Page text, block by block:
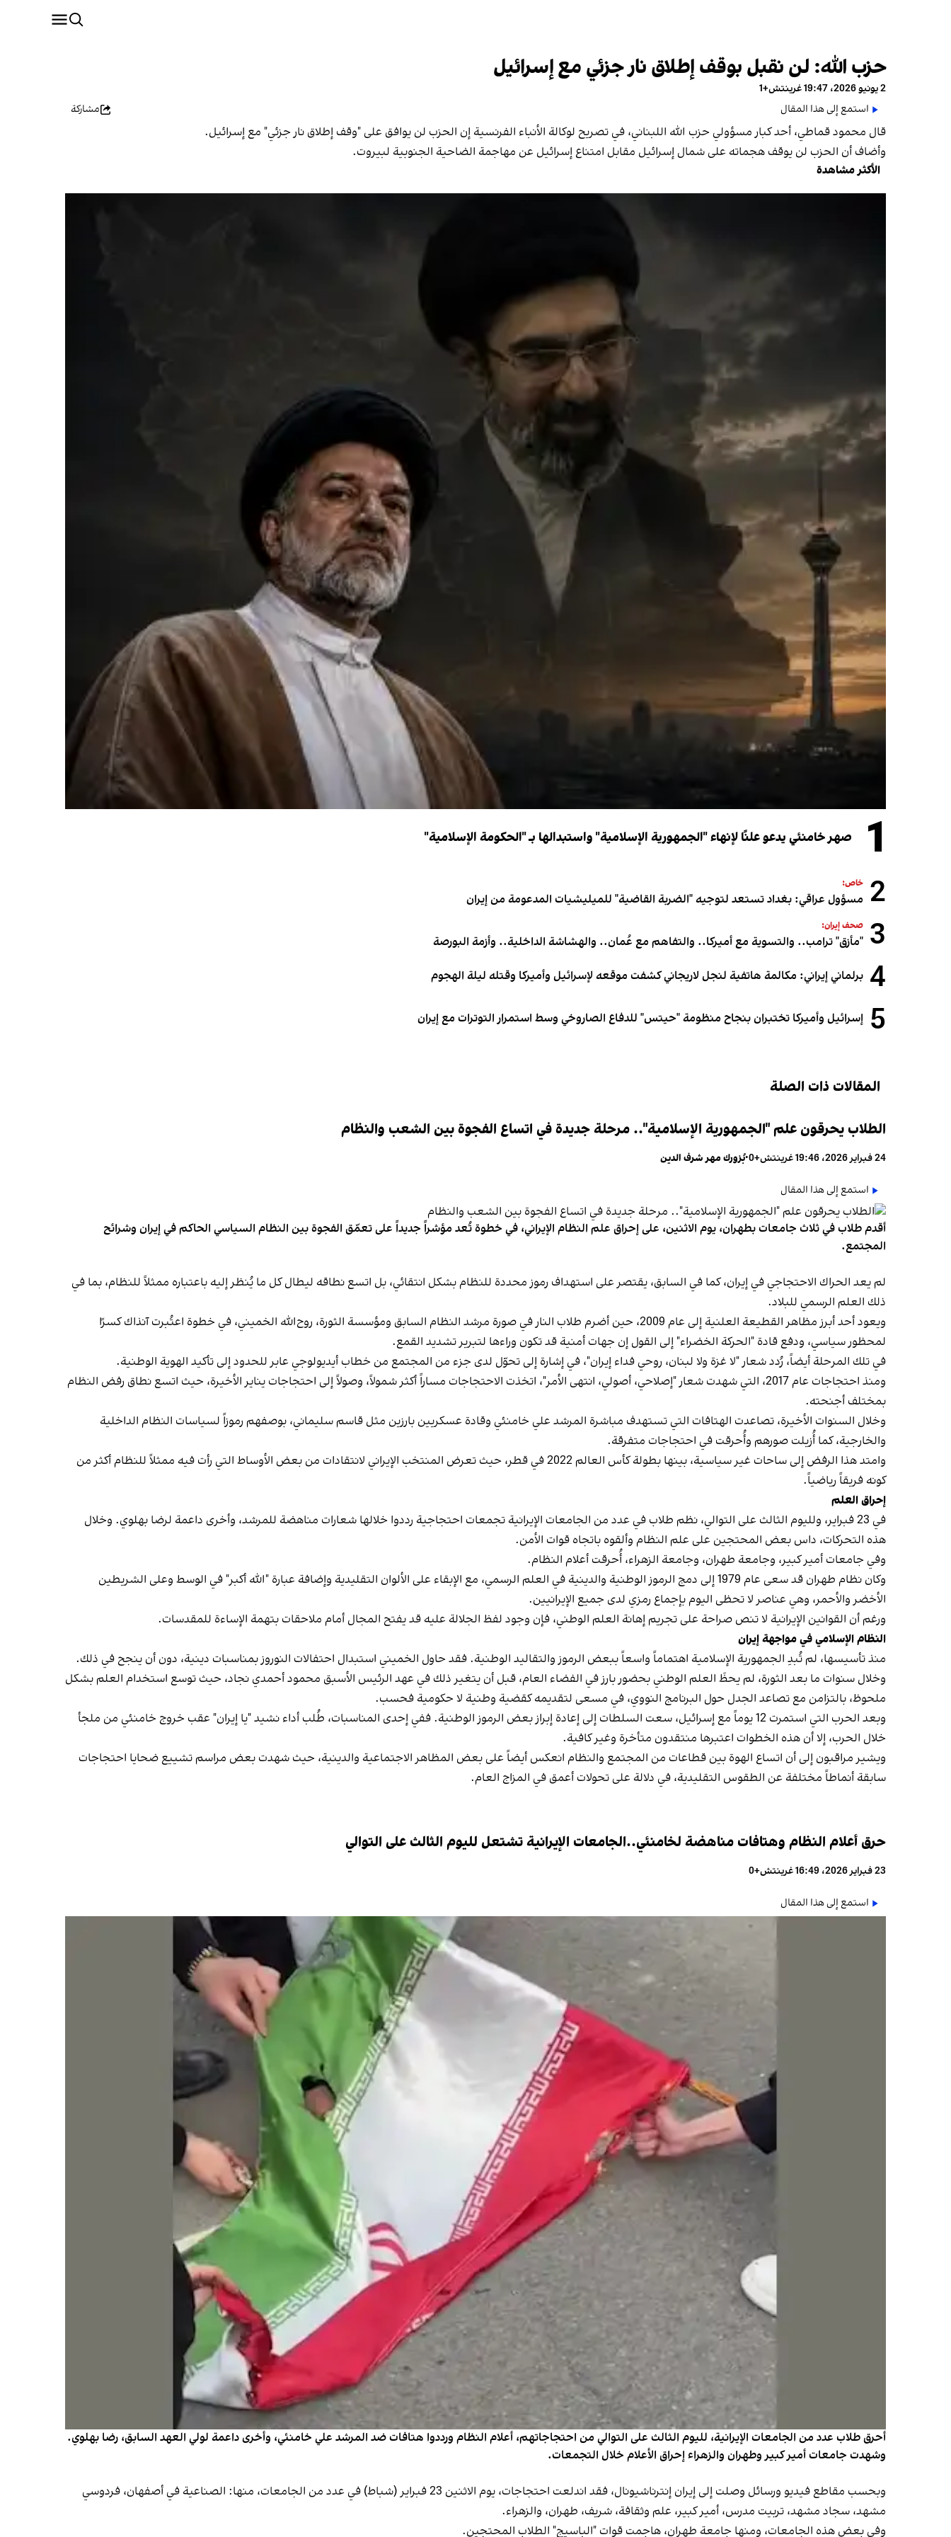
حزب الله: لن نقبل بوقف إطلاق نار جزئي مع إسرائيل
2 يونيو 2026، 19:47 غرينتش+1
استمع إلى هذا المقال
مشاركة
قال محمود قماطي، أحد كبار مسؤولي حزب الله اللبناني، في تصريح لوكالة الأنباء الفرنسية إن الحزب لن يوافق على "وقف إطلاق نار جزئي" مع إسرائيل.
وأضاف أن الحزب لن يوقف هجماته على شمال إسرائيل مقابل امتناع إسرائيل عن مهاجمة الضاحية الجنوبية لبيروت.
الأكثر مشاهدة
1 صهر خامنئي يدعو علنًا لإنهاء "الجمهورية الإسلامية" واستبدالها بـ "الحكومة الإسلامية"
2 خاص:
مسؤول عراقي: بغداد تستعد لتوجيه "الضربة القاضية" للميليشيات المدعومة من إيران
3 صحف إيران:
"مأزق" ترامب.. والتسوية مع أميركا.. والتفاهم مع عُمان.. والهشاشة الداخلية.. وأزمة البورصة
4 برلماني إيراني: مكالمة هاتفية لنجل لاريجاني كشفت موقعه لإسرائيل وأميركا وقتله ليلة الهجوم
5 إسرائيل وأميركا تختبران بنجاح منظومة "حيتس" للدفاع الصاروخي وسط استمرار التوترات مع إيران
المقالات ذات الصلة
الطلاب يحرقون علم "الجمهورية الإسلامية".. مرحلة جديدة في اتساع الفجوة بين الشعب والنظام
24 فبراير 2026، 19:46 غرينتش+0 •بُزورك مهر شرف الدين
استمع إلى هذا المقال
أقدم طلاب في ثلاث جامعات بطهران، يوم الاثنين، على إحراق علم النظام الإيراني، في خطوة تُعد مؤشراً جديداً على تعمّق الفجوة بين النظام السياسي الحاكم في إيران وشرائح
المجتمع.
لم يعد الحراك الاحتجاجي في إيران، كما في السابق، يقتصر على استهداف رموز محددة للنظام بشكل انتقائي، بل اتسع نطاقه ليطال كل ما يُنظر إليه باعتباره ممثلاً للنظام، بما في
ذلك العلم الرسمي للبلاد.
ويعود أحد أبرز مظاهر القطيعة العلنية إلى عام 2009، حين أضرم طلاب النار في صورة مرشد النظام السابق ومؤسسة الثورة، روح‌الله الخميني، في خطوة اعتُبرت آنذاك كسرًا
لمحظور سياسي، ودفع قادة "الحركة الخضراء" إلى القول إن جهات أمنية قد تكون وراءها لتبرير تشديد القمع.
في تلك المرحلة أيضاً، رُدد شعار "لا غزة ولا لبنان، روحي فداء إيران"، في إشارة إلى تحوّل لدى جزء من المجتمع من خطاب أيديولوجي عابر للحدود إلى تأكيد الهوية الوطنية.
ومنذ احتجاجات عام 2017، التي شهدت شعار "إصلاحي، أصولي، انتهى الأمر"، اتخذت الاحتجاجات مساراً أكثر شمولاً، وصولاً إلى احتجاجات يناير الأخيرة، حيث اتسع نطاق رفض النظام
بمختلف أجنحته.
وخلال السنوات الأخيرة، تصاعدت الهتافات التي تستهدف مباشرة المرشد علي خامنئي وقادة عسكريين بارزين مثل قاسم سليماني، بوصفهم رموزاً لسياسات النظام الداخلية
والخارجية، كما أُزيلت صورهم وأُحرقت في احتجاجات متفرقة.
وامتد هذا الرفض إلى ساحات غير سياسية، بينها بطولة كأس العالم 2022 في قطر، حيث تعرض المنتخب الإيراني لانتقادات من بعض الأوساط التي رأت فيه ممثلاً للنظام أكثر من
كونه فريقاً رياضياً.
إحراق العلم
في 23 فبراير، ولليوم الثالث على التوالي، نظم طلاب في عدد من الجامعات الإيرانية تجمعات احتجاجية رددوا خلالها شعارات مناهضة للمرشد، وأخرى داعمة لرضا بهلوي. وخلال
هذه التحركات، داس بعض المحتجين على علم النظام وألقوه باتجاه قوات الأمن.
وفي جامعات أمير كبير، وجامعة طهران، وجامعة الزهراء، أُحرقت أعلام النظام.
وكان نظام طهران قد سعى عام 1979 إلى دمج الرموز الوطنية والدينية في العلم الرسمي، مع الإبقاء على الألوان التقليدية وإضافة عبارة "الله أكبر" في الوسط وعلى الشريطين
الأخضر والأحمر، وهي عناصر لا تحظى اليوم بإجماع رمزي لدى جميع الإيرانيين.
ورغم أن القوانين الإيرانية لا تنص صراحة على تجريم إهانة العلم الوطني، فإن وجود لفظ الجلالة عليه قد يفتح المجال أمام ملاحقات بتهمة الإساءة للمقدسات.
النظام الإسلامي في مواجهة إيران
منذ تأسيسها، لم تُبدِ الجمهورية الإسلامية اهتماماً واسعاً ببعض الرموز والتقاليد الوطنية. فقد حاول الخميني استبدال احتفالات النوروز بمناسبات دينية، دون أن ينجح في ذلك.
وخلال سنوات ما بعد الثورة، لم يحظَ العلم الوطني بحضور بارز في الفضاء العام، قبل أن يتغير ذلك في عهد الرئيس الأسبق محمود أحمدي‌ نجاد، حيث توسع استخدام العلم بشكل
ملحوظ، بالتزامن مع تصاعد الجدل حول البرنامج النووي، في مسعى لتقديمه كقضية وطنية لا حكومية فحسب.
وبعد الحرب التي استمرت 12 يوماً مع إسرائيل، سعت السلطات إلى إعادة إبراز بعض الرموز الوطنية. ففي إحدى المناسبات، طُلب أداء نشيد "يا إيران" عقب خروج خامنئي من ملجأ
خلال الحرب، إلا أن هذه الخطوات اعتبرها منتقدون متأخرة وغير كافية.
ويشير مراقبون إلى أن اتساع الهوة بين قطاعات من المجتمع والنظام انعكس أيضاً على بعض المظاهر الاجتماعية والدينية، حيث شهدت بعض مراسم تشييع ضحايا احتجاجات
سابقة أنماطاً مختلفة عن الطقوس التقليدية، في دلالة على تحولات أعمق في المزاج العام.
حرق أعلام النظام وهتافات مناهضة لخامنئي..الجامعات الإيرانية تشتعل لليوم الثالث على التوالي
23 فبراير 2026، 16:49 غرينتش+0
استمع إلى هذا المقال
أحرق طلاب عدد من الجامعات الإيرانية، لليوم الثالث على التوالي من احتجاجاتهم، أعلام النظام ورددوا هتافات ضد المرشد علي خامنئي، وأخرى داعمة لولي العهد السابق، رضا بهلوي.
وشهدت جامعات أمير كبير وطهران والزهراء إحراق الأعلام خلال التجمعات.
وبحسب مقاطع فيديو ورسائل وصلت إلى إيران إنترناشيونال، فقد اندلعت احتجاجات، يوم الاثنين 23 فبراير (شباط) في عدد من الجامعات، منها: الصناعية في أصفهان، فردوسي
مشهد، سجاد مشهد، تربيت مدرس، أمير كبير، علم وثقافة، شريف، طهران، والزهراء.
وفي بعض هذه الجامعات، ومنها جامعة طهران، هاجمت قوات "الباسيج" الطلاب المحتجين.